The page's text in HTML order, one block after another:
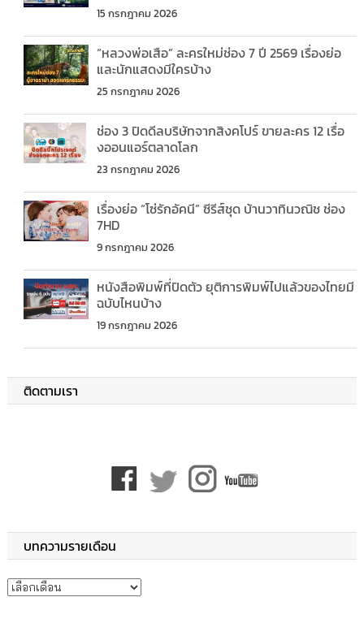
15 กรกฎาคม 2026
“หลวงพ่อเสือ” ละครใหม่ช่อง 7 ปี 2569 เรื่องย่อ
และนักแสดงมีใครบ้าง
25 กรกฎาคม 2026
ช่อง 3 ปิดดีลบริษัทจากสิงคโปร์ ขายละคร 12 เรื่อ
งออนแอร์ตลาดโลก
23 กรกฎาคม 2026
เรื่องย่อ “โซ่รักอัคนี” ซีรีส์ชุด บ้านวาทินวณิช ช่อง
7HD
9 กรกฎาคม 2026
หนังสือพิมพ์ที่ปิดตัว ยุติการพิมพ์ไปแล้วของไทยมี
ฉบับไหนบ้าง
19 กรกฎาคม 2026
ติดตามเรา
บทความรายเดือน
บทความรายเดือน